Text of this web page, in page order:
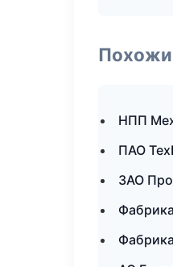
НПП
ПАО
ЗАО